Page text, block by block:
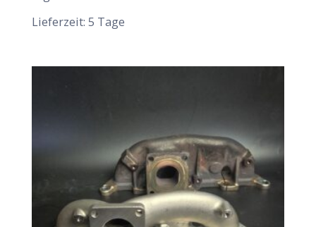
Lieferzeit: 5 Tage